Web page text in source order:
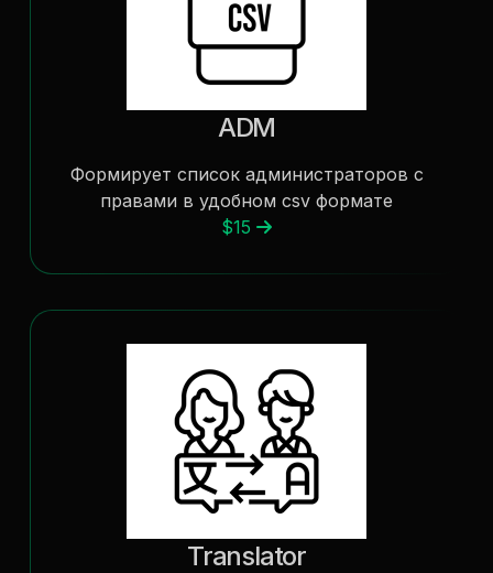
ADM
Формирует список администраторов с
правами в удобном csv формате
$15
Translator